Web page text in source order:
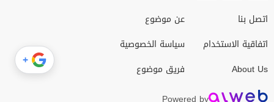
اتصل بنا
اتفاقية الاستخدام
About Us
عن موضوع
سياسة الخصوصية
فريق موضوع
+